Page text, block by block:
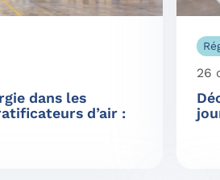
dans les
d’air :
26